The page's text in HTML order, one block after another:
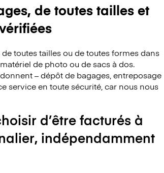
de toutes tailles et
toutes tailles ou de toutes formes dans
de photo ou de sacs à dos.
– dépôt de bagages, entreposage
service en toute sécurité, car nous nous
d’être facturés à
indépendamment